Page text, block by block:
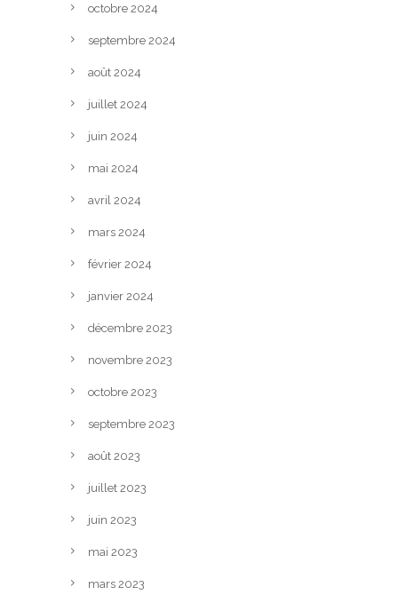
octobre 2024
septembre 2024
août 2024
juillet 2024
juin 2024
mai 2024
avril 2024
mars 2024
février 2024
janvier 2024
décembre 2023
novembre 2023
octobre 2023
septembre 2023
août 2023
juillet 2023
juin 2023
mai 2023
mars 2023